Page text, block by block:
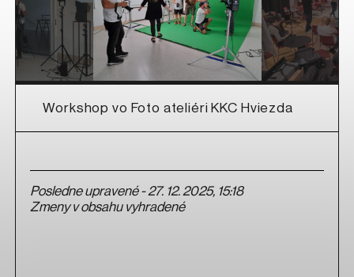
Workshop vo Foto ateliéri KKC Hviezda
Posledne upravené - 27. 12. 2025, 15:18
Zmeny v obsahu vyhradené